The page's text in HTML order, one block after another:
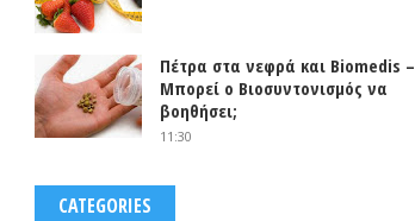
Πέτρα στα νεφρά και Biomedis –
Μπορεί ο Βιοσυντονισμός να
βοηθήσει;
11:30
CATEGORIES